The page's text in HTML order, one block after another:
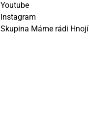
Youtube
Instagram
Skupina Máme rádi